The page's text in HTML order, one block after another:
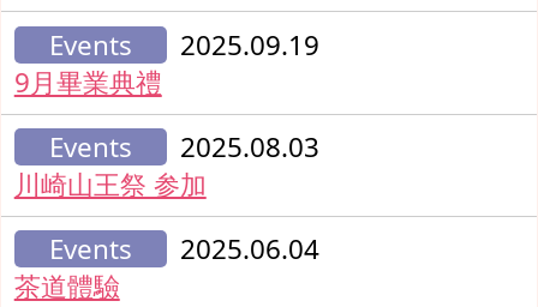
Events
2025.09.19
9月畢業典禮
Events
2025.08.03
川崎山王祭 参加
Events
2025.06.04
茶道體驗